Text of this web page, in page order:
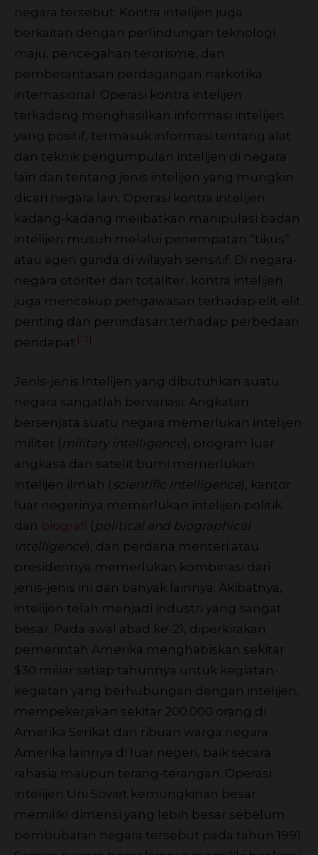
negara tersebut. Kontra intelijen juga
berkaitan dengan perlindungan teknologi
maju, pencegahan terorisme, dan
pemberantasan perdagangan narkotika
internasional. Operasi kontra intelijen
terkadang menghasilkan informasi intelijen
yang positif, termasuk informasi tentang alat
dan teknik pengumpulan intelijen di negara
lain dan tentang jenis intelijen yang mungkin
dicari negara lain. Operasi kontra intelijen
kadang-kadang melibatkan manipulasi badan
intelijen musuh melalui penempatan “tikus”
atau agen ganda di wilayah sensitif. Di negara-
negara otoriter dan totaliter, kontra intelijen
juga mencakup pengawasan terhadap elit-elit
penting dan penindasan terhadap perbedaan
pendapat. [13]
Jenis-jenis Intelijen yang dibutuhkan suatu
negara sangatlah bervariasi. Angkatan
bersenjata suatu negara memerlukan intelijen
militer ( military intelligence), program luar
angkasa dan satelit bumi memerlukan
intelijen ilmiah ( scientific intelligence), kantor
luar negerinya memerlukan intelijen politik
dan biografi ( political and biographical
intelligence), dan perdana menteri atau
presidennya memerlukan kombinasi dari
jenis-jenis ini dan banyak lainnya. Akibatnya,
intelijen telah menjadi industri yang sangat
besar. Pada awal abad ke-21, diperkirakan
pemerintah Amerika menghabiskan sekitar
$30 miliar setiap tahunnya untuk kegiatan-
kegiatan yang berhubungan dengan intelijen,
mempekerjakan sekitar 200.000 orang di
Amerika Serikat dan ribuan warga negara
Amerika lainnya di luar negeri, baik secara
rahasia maupun terang-terangan. Operasi
intelijen Uni Soviet kemungkinan besar
memiliki dimensi yang lebih besar sebelum
pembubaran negara tersebut pada tahun 1991.